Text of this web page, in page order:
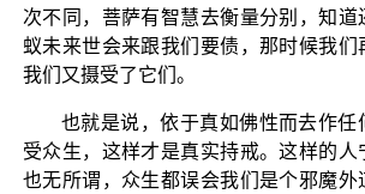
次不同，菩萨有智慧去衡量分别，知道
蚁未来世会来跟我们要债，那时候我们
我们又摄受了它们。
也就是说，依于真如佛性而去作任
受众生，这样才是真实持戒。这样的人
也无所谓，众生都误会我们是个邪魔外